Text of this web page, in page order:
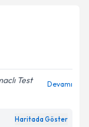
Test
Devamı
Haritada Göster